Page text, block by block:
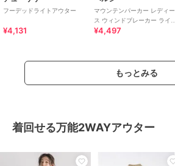
フーデッドライトアウター
¥4,131
マウンテンパーカー レディー
ス ウィンドブレーカー ライト
アウター 無地 男女兼用
¥4,497
もっとみる
着回せる万能2WAYアウター